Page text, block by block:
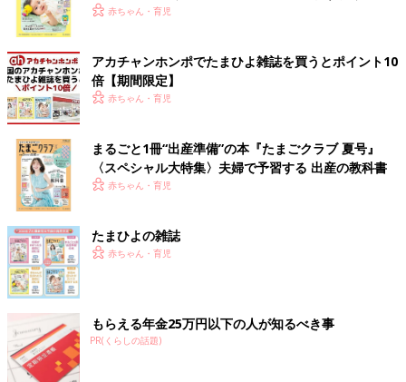
子のコミュニケーションく！ おっぱい・ミルクの基本と夏のトラブル 解決テ
赤ちゃん・育児
アカチャンホンポでたまひよ雑誌を買うとポイント10
倍【期間限定】
赤ちゃん・育児
まるごと1冊“出産準備”の本『たまごクラブ 夏号』
〈スペシャル大特集〉夫婦で予習する 出産の教科書
赤ちゃん・育児
たまひよの雑誌
赤ちゃん・育児
もらえる年金25万円以下の人が知るべき事
PR(くらしの話題)